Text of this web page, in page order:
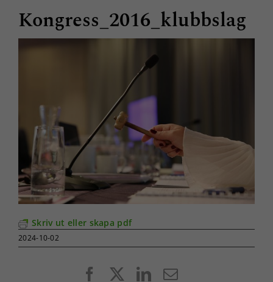
Kongress_2016_klubbslag
Skriv ut eller skapa pdf
2024-10-02
FacebookLinkedIn
E-